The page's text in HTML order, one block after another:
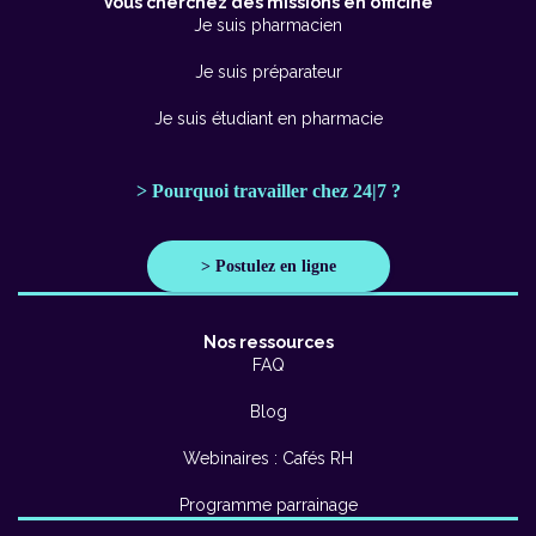
Je suis pharmacien
Je suis préparateur
Je suis étudiant en pharmacie
> Pourquoi travailler chez 24|7 ?
> Postulez en ligne
Nos ressources
FAQ
Blog
Webinaires : Cafés RH
Programme parrainage